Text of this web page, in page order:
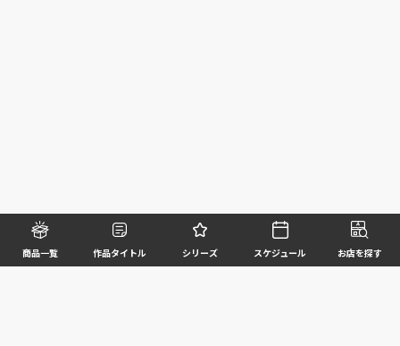
商品一覧 作品タイトル シリーズ スケジュール お店を探す